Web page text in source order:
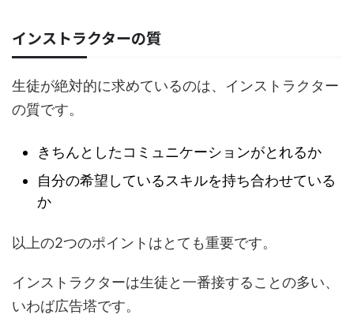
インストラクターの質
生徒が絶対的に求めているのは、インストラクター
の質です。
きちんとしたコミュニケーションがとれるか
自分の希望しているスキルを持ち合わせている
か
以上の2つのポイントはとても重要です。
インストラクターは生徒と一番接することの多い、
いわば広告塔です。